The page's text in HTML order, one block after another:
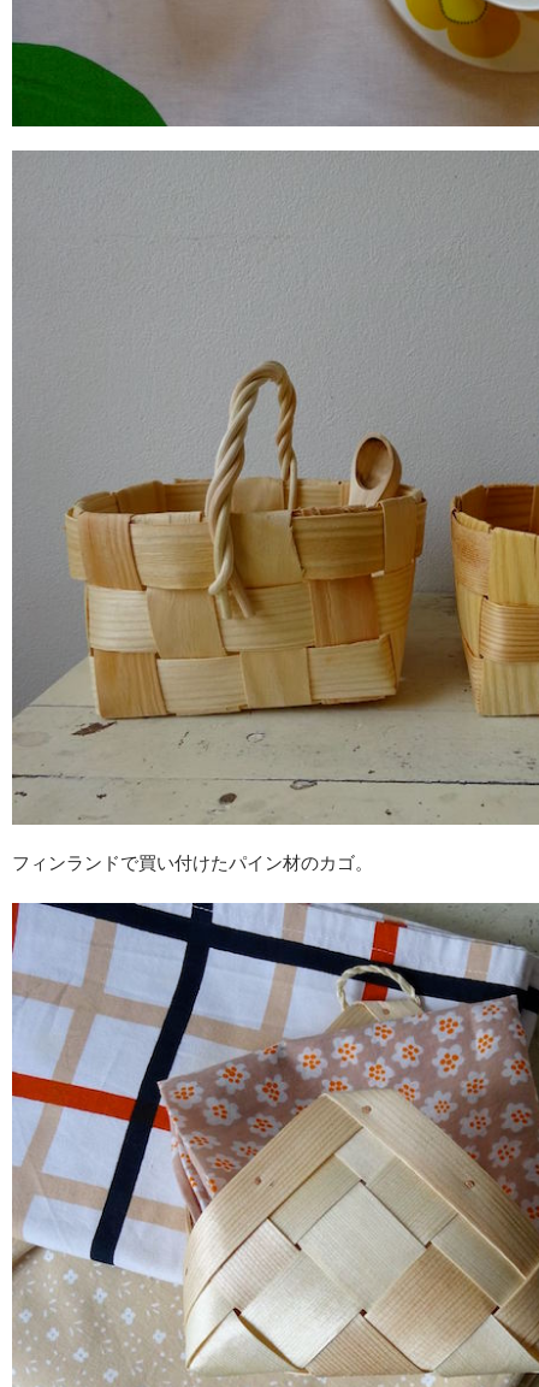
フィンランドで買い付けたパイン材のカゴ。